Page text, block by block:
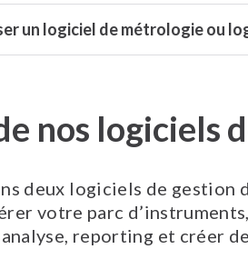
un logiciel de métrologie ou
nos logiciels
deux logiciels de gestion
votre parc
reporting et créer